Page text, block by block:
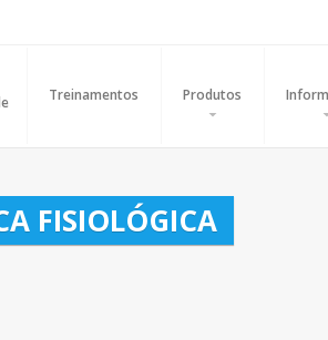
Treinamentos Produtos
FISIOLÓGICA